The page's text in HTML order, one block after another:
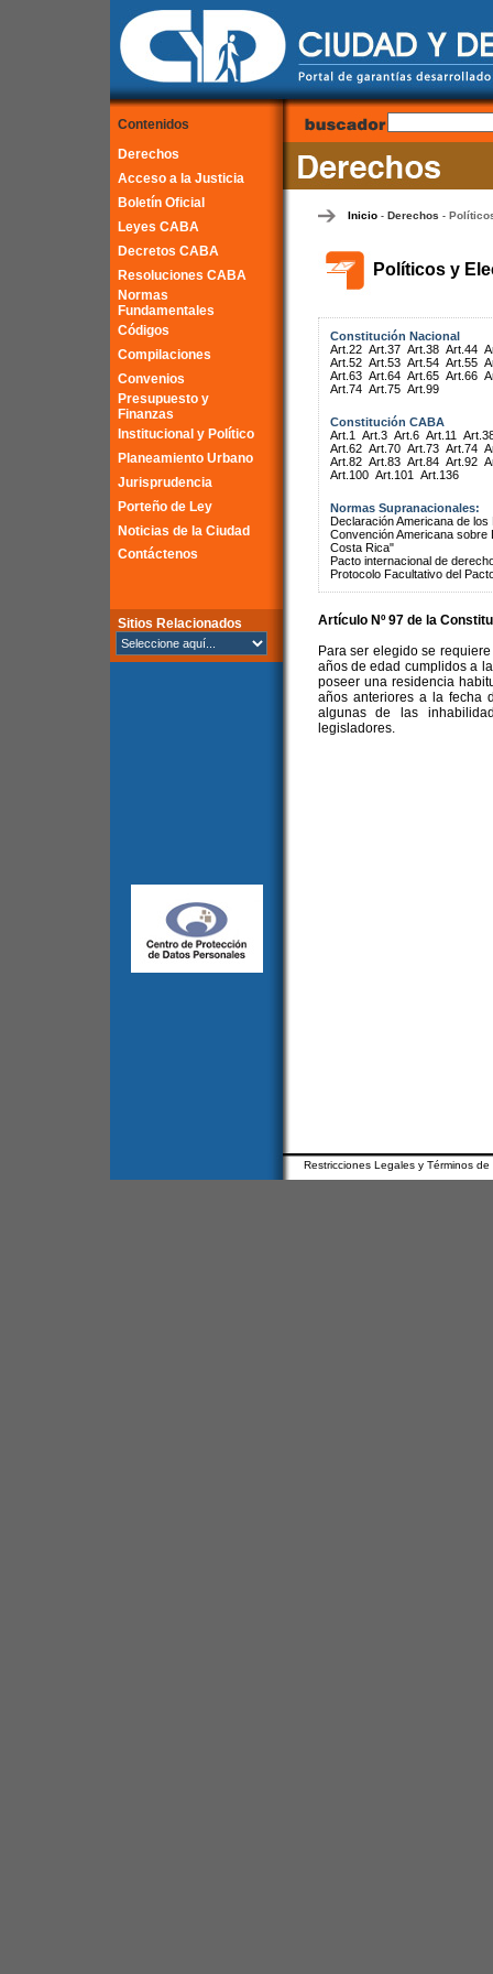
Contenidos
Derechos
Acceso a la Justicia
Boletín Oficial
Leyes CABA
Decretos CABA
Resoluciones CABA
Normas
Fundamentales
Códigos
Compilaciones
Convenios
Presupuesto y
Finanzas
Institucional y Político
Planeamiento Urbano
Jurisprudencia
Porteño de Ley
Noticias de la Ciudad
Contáctenos
Sitios Relacionados
Inicio- Derechos -
Políticos y
Constitución Nacional
Art.22 Art.37 Art.38 Art.44
Art.52 Art.53 Art.54 Art.55
Art.63 Art.64 Art.65 Art.66
Art.74 Art.75 Art.99
Constitución CABA
Art.1
Art.3 Art.6 Art.11
Art.62 Art.70 Art.73 Art.74
Art.82 Art.83 Art.84 Art.92
Art.100 Art.101 Art.136
Normas Supranacionales:
Declaración Americana de
Convención Americana
Costa Rica"
Pacto internacional de
Protocolo Facultativo del
Artículo Nº 97 de la
Para ser elegido se
años de edad cumplidos a
poseer una residencia
años anteriores a la fecha
algunas de las
legisladores.
Restricciones Legales y Términos de